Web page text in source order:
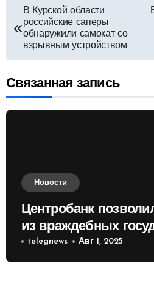
Навигация
по
записям
В Курской области
российские саперы
обнаружили самокат со
взрывным устройством
Связанная запись
Новости
Центробанк
из враждебных
приобретать валюту
telegnews Авг 1, 2025